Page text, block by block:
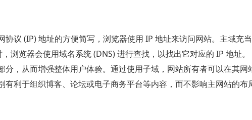
协议 (IP) 地址的方便简写，浏览器使用 IP 地址来访问网站。主域充
浏览器会使用域名系统 (DNS) 进行查找，以找出它对应的 IP 地址
分，从而增强整体用户体验。通过使用子域，网站所有者可以在其网
利于组织博客、论坛或电子商务平台等内容，而不影响主网站的布